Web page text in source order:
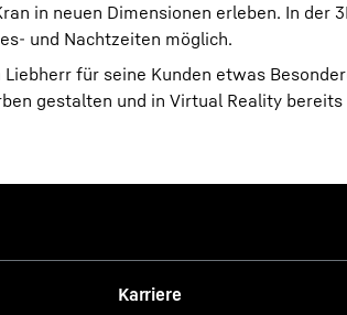
in neuen Dimensionen erleben. In
und Nachtzeiten möglich.
für seine Kunden etwas
gestalten und in Virtual Reality
Karriere